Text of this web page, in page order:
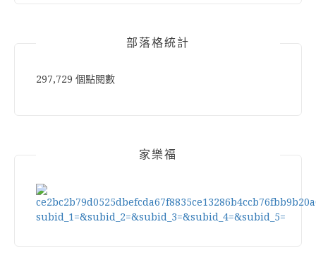
部落格統計
297,729 個點閱數
家樂福